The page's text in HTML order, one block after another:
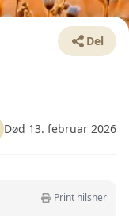
Del
Død 13. februar 2026
Print hilsner